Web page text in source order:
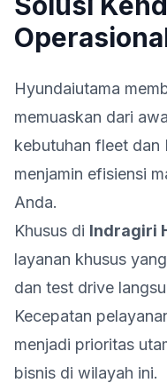
Hyundaiutama
memuaskan dari
kebutuhan fleet dan
menjamin efisiensi
Anda.
Khusus di Indragiri
layanan khusus
dan test drive
Kecepatan
menjadi prioritas
bisnis di wilayah ini.